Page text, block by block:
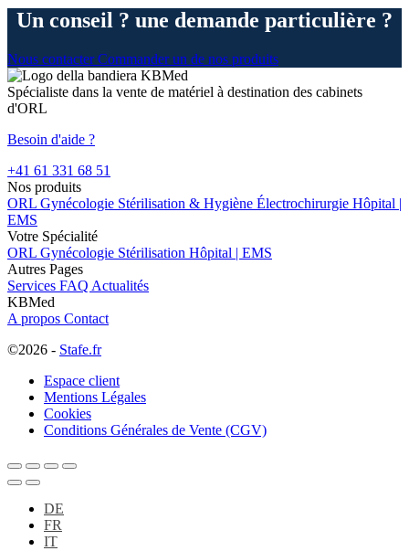
Un conseil ? une demande particulière ?
Nous contacter Commander un de nos produits
Spécialiste dans la vente de matériel à destination des cabinets
d'ORL
Besoin d'aide ?
+41 61 331 68 51
Nos produits
ORL Gynécologie Stérilisation & Hygiène Électrochirurgie Hôpital |
EMS
Votre Spécialité
ORL Gynécologie Stérilisation Hôpital | EMS
Autres Pages
Services FAQ Actualités
KBMed
A propos Contact
©2026 - Stafe.fr
Espace client
Mentions Légales
Cookies
Conditions Générales de Vente (CGV)
DE
FR
IT